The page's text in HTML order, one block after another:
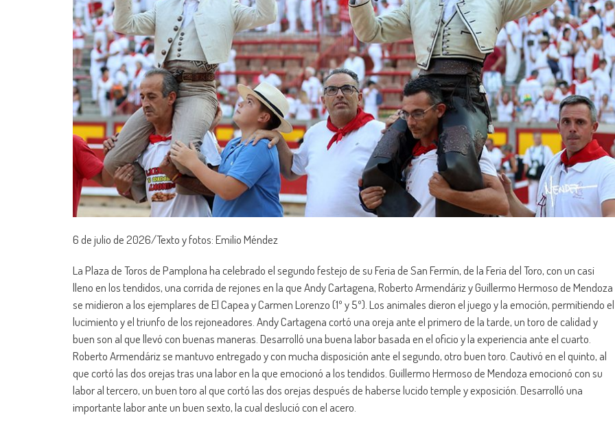
6 de julio de 2026/Texto y fotos: Emilio Méndez
La Plaza de Toros de Pamplona ha celebrado el segundo festejo de su Feria de San Fermín, de la Feria del Toro, con un casi
lleno en los tendidos, una corrida de rejones en la que Andy Cartagena, Roberto Armendáriz y Guillermo Hermoso de Mendoza
se midieron a los ejemplares de El Capea y Carmen Lorenzo (1º y 5º). Los animales dieron el juego y la emoción, permitiendo el
lucimiento y el triunfo de los rejoneadores. Andy Cartagena cortó una oreja ante el primero de la tarde, un toro de calidad y
buen son al que llevó con buenas maneras. Desarrolló una buena labor basada en el oficio y la experiencia ante el cuarto.
Roberto Armendáriz se mantuvo entregado y con mucha disposición ante el segundo, otro buen toro. Cautivó en el quinto, al
que cortó las dos orejas tras una labor en la que emocionó a los tendidos. Guillermo Hermoso de Mendoza emocionó con su
labor al tercero, un buen toro al que cortó las dos orejas después de haberse lucido temple y exposición. Desarrolló una
importante labor ante un buen sexto, la cual deslució con el acero.